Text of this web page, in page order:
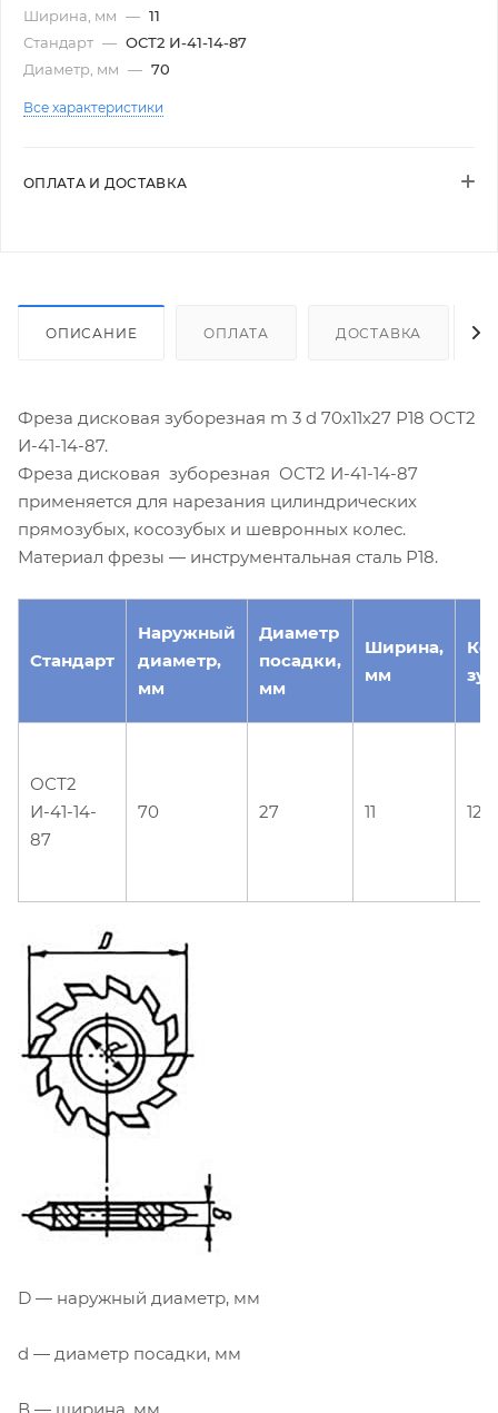
Ширина, мм — 11
Стандарт — ОСТ2 И-41-14-87
Диаметр, мм — 70
Все характеристики
ОПЛАТА И ДОСТАВКА
ОПИСАНИЕ ОПЛАТА ДОСТАВКА
Фреза дисковая зуборезная m 3 d 70х11х27 Р18 ОСТ2
И-41-14-87.
Фреза дисковая зуборезная ОСТ2 И-41-14-87
применяется для нарезания цилиндрических
прямозубых, косозубых и шевронных колес.
Материал фрезы — инструментальная сталь Р18.
Стандарт
Наружный
диаметр,
мм
Диаметр
посадки,
мм
Ширина,
мм
ОСТ2
И-41-14-
87
70 27 11 12
D — наружный диаметр, мм
d — диаметр посадки, мм